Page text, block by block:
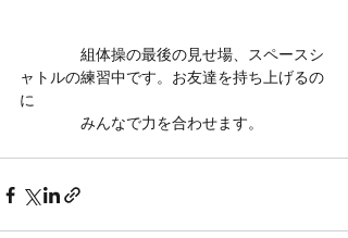
組体操の最後の見せ場、スペースシ
ャトルの練習中です。お友達を持ち上げるの
に
みんなで力を合わせます。